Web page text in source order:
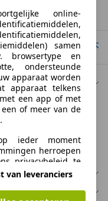
Naar boven
online-
samen
browsertype en
ondersteunde
apparaat worden
apparaat telkens
een app of met
of meer van de
ieder moment
herroepen
privacybeleid te
van leveranciers